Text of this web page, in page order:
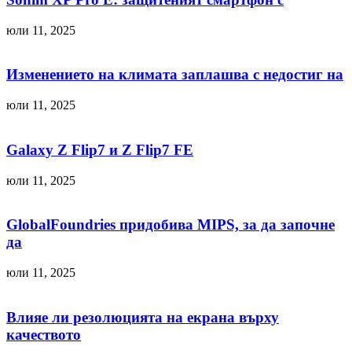
юли 11, 2025
Изменението на климата заплашва с недостиг на
юли 11, 2025
Galaxy Z Flip7 и Z Flip7 FE
юли 11, 2025
GlobalFoundries придобива MIPS, за да започне
да
юли 11, 2025
Влияе ли резолюцията на екрана върху
качеството